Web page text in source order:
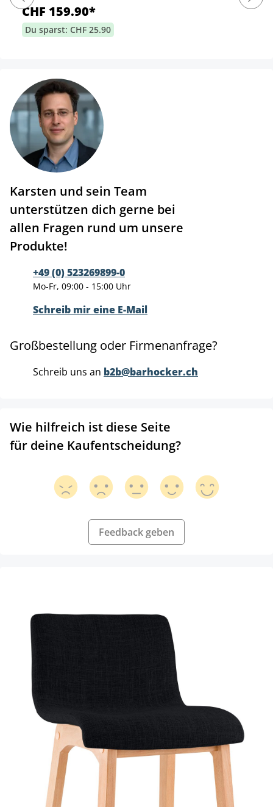
CHF 159.90*
Du sparst: CHF 25.90
Karsten und sein Team
unterstützen dich gerne bei
allen Fragen rund um unsere
Produkte!
+49 (0) 523269899-0
Mo-Fr, 09:00 - 15:00 Uhr
Schreib mir eine E-Mail
Großbestellung oder Firmenanfrage?
Schreib uns an b2b@barhocker.ch
Wie hilfreich ist diese Seite
für deine Kaufentscheidung?
Feedback geben